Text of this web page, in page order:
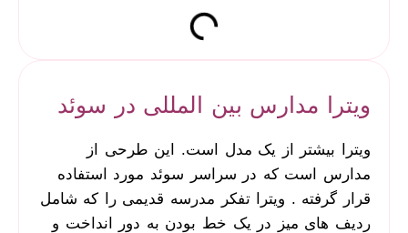
ویترا مدارس بین المللی در سوئد
ویترا بیشتر از یک مدل است. این طرحی از
مدارس است که در سراسر سوئد مورد استفاده
قرار گرفته . ویترا تفکر مدرسه قدیمی را که شامل
ردیف های میز در یک خط بودن به دور انداخت و